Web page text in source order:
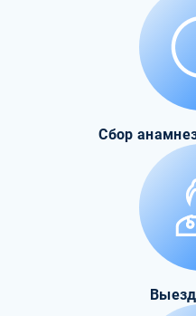
Сбор